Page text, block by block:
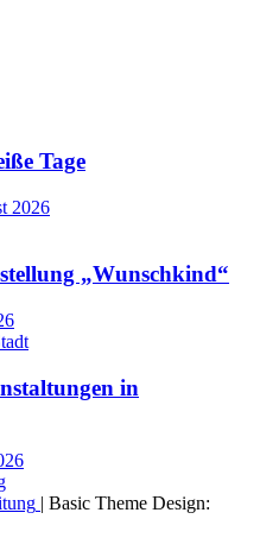
Tage
2026
„Wunschkind“
in
| Basic Theme Design: